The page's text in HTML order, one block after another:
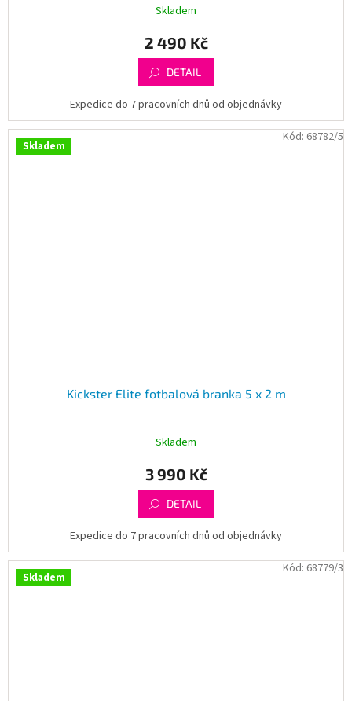
Skladem
2 490 Kč
DETAIL
Expedice do 7 pracovních dnů od objednávky
Skladem
Kickster Elite fotbalová branka 5 x 2 m
Skladem
3 990 Kč
DETAIL
Expedice do 7 pracovních dnů od objednávky
Kód: 68782/5
Skladem
Kód: 68779/3